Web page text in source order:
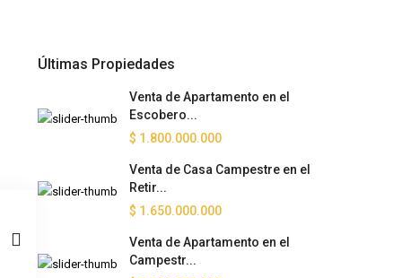
Últimas Propiedades
Venta de Apartamento en el
Escobero...
$ 1.800.000.000
Venta de Casa Campestre en el
Retir...
$ 1.650.000.000
Venta de Apartamento en el
Campestr...